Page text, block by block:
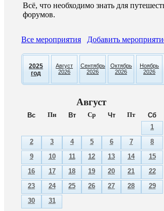
Всё, что необходимо знать для
форумов.
Все мероприятия Добавить
2025
год
Август
2026
Сентябрь
2026
Октябрь
2026
Ноябрь
2026
Август
Вс Пн Вт Ср Чт Пт
Сб
1
2
3 4 5 6 7
8
9
10 11 12 13 14
15
16
17 18 19 20 21
22
23
24 25 26 27 28
29
30
31